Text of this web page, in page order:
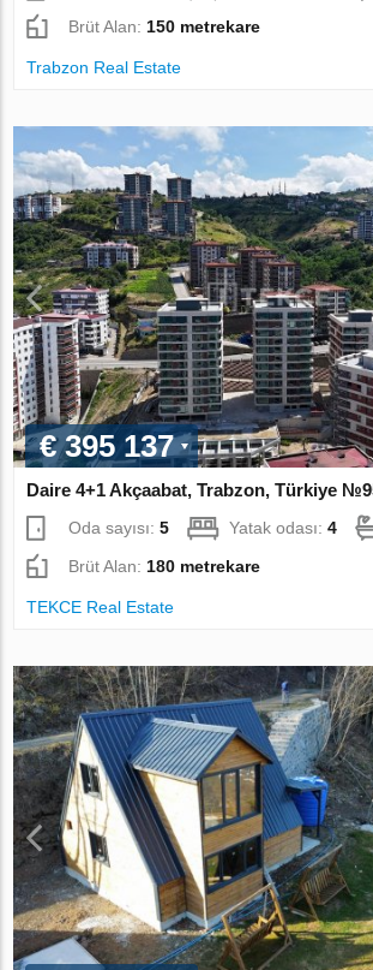
Brüt Alan: 150 metrekare
Trabzon Real Estate
€ 395 137
Daire 4+1 Akçaabat, Trabzon, Türkiye
Oda sayısı:5 Yatak odası:4
Brüt Alan: 180 metrekare
TEKCE Real Estate